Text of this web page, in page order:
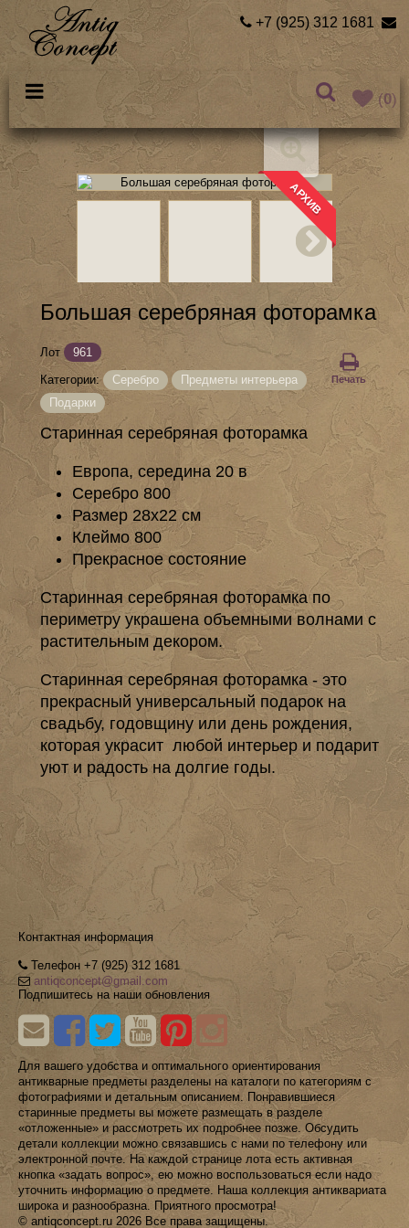
+7 (925) 312 1681
(0)
АРХИВ
Большая серебряная фоторамка
Печать
Лот
961
Категории:
Серебро
Предметы интерьера
Подарки
Старинная серебряная фоторамка
Европа, середина 20 в
Серебро 800
Размер 28х22 см
Клеймо 800
Прекрасное состояние
Старинная серебряная фоторамка по
периметру украшена объемными волнами с
растительным декором.
Старинная серебряная фоторамка - это
прекрасный универсальный подарок на
свадьбу, годовщину или день рождения,
которая украсит любой интерьер и подарит
уют и радость на долгие годы.
Контактная информация
Телефон +7 (925) 312 1681
antiqconcept@gmail.com
Подпишитесь на наши обновления
Для вашего удобства и оптимального ориентирования
антикварные предметы разделены на каталоги по категориям с
фотографиями и детальным описанием. Понравившиеся
старинные предметы вы можете размещать в разделе
«отложенные» и рассмотреть их подробнее позже. Обсудить
детали коллекции можно связавшись с нами по телефону или
электронной почте. На каждой странице лота есть активная
кнопка «задать вопрос», ею можно воспользоваться если надо
уточнить информацию о предмете. Наша коллекция антиквариата
широка и разнообразна. Приятного просмотра!
© antiqconcept.ru 2026 Все права защищены.